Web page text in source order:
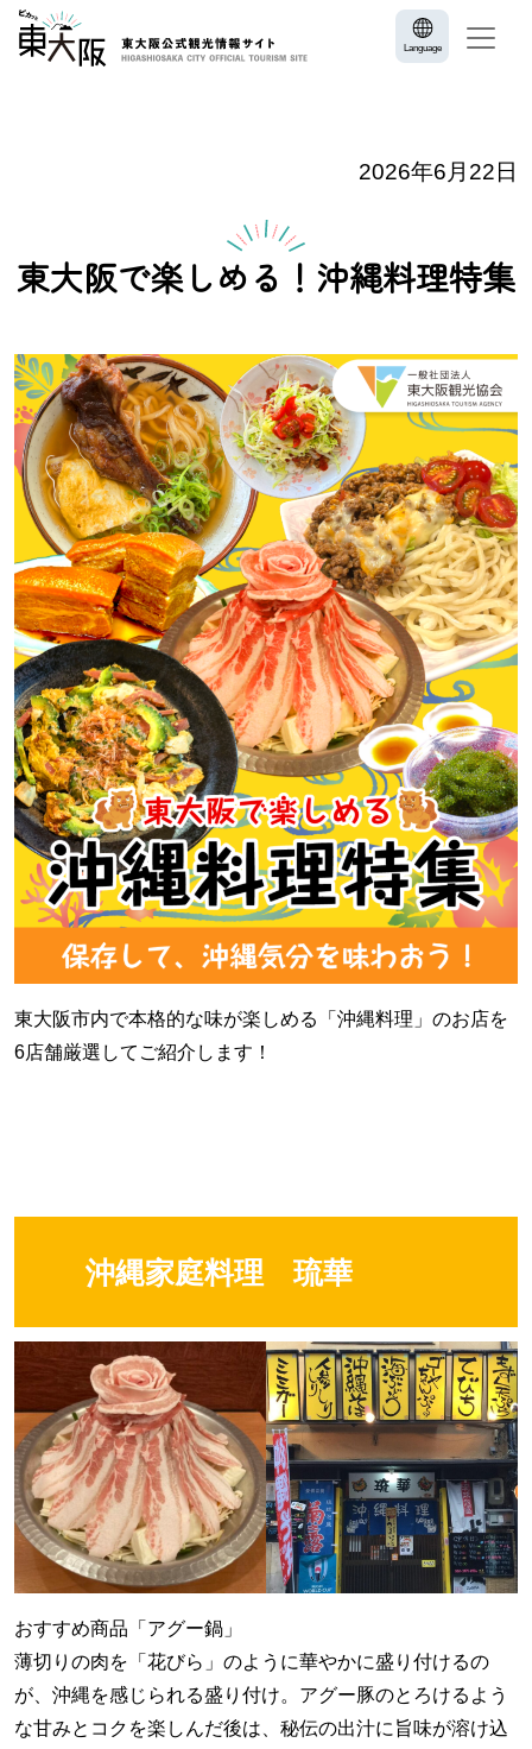
Language
2026年6月22日
東大阪で楽しめる！沖縄料理特集
東大阪市内で本格的な味が楽しめる「沖縄料理」のお店を
6店舗厳選してご紹介します！
沖縄家庭料理 琉華
おすすめ商品「アグー鍋」
薄切りの肉を「花びら」のように華やかに盛り付けるの
が、沖縄を感じられる盛り付け。アグー豚のとろけるよう
な甘みとコクを楽しんだ後は、秘伝の出汁に旨味が溶け込